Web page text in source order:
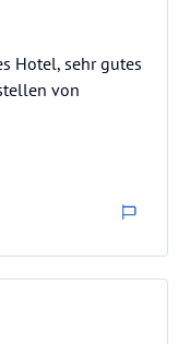
Hotel, sehr gutes
von